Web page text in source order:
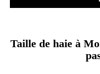
Taille de haie à